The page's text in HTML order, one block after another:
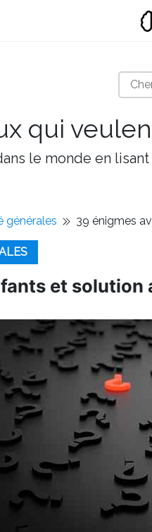
qui
le monde en
générales 39 énigmes
et solution